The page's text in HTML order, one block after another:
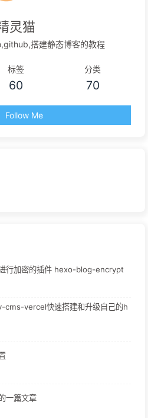
灵猫
搭建静态博客的教程
标签
60
分类
70
Follow Me
行加密的插件 hexo-blog-encrypt
vercel快速搭建和升级自己的h
一篇文章